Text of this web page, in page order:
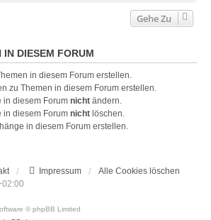
Gehe Zu
IN DIESEM FORUM
in diesem Forum erstellen.
zu Themen in diesem Forum erstellen.
in diesem Forum nicht ändern.
in diesem Forum nicht löschen.
in diesem Forum erstellen.
Impressum
Alle Cookies löschen
© phpBB Limited